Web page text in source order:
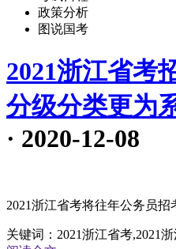
政策分析
图说国考
2021浙江省考
分级分类更为
· 2020-12-08
2021浙江省考将往年公务员招
关键词： 2021浙江省考,2021